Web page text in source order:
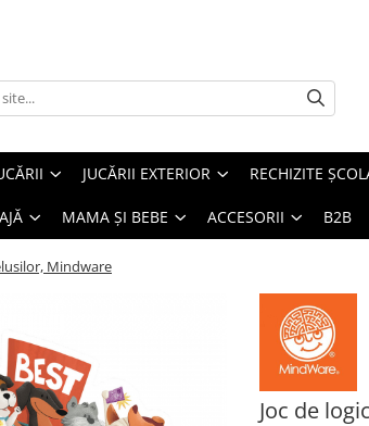
JUCĂRII EXTERIOR RECHIZITE
MAMA ȘI BEBE ACCESORII B2B
Mindware
Joc de